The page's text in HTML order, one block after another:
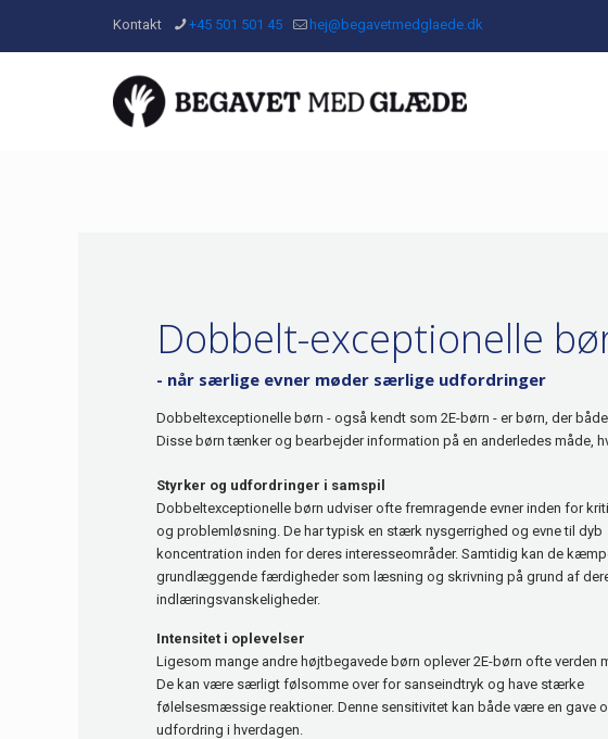
Kontakt +45 501 501 45 hej@begavetmedglaede.dk
Dobbelt-exceptionelle
- når særlige evner møder særlige udfordringer
Dobbeltexceptionelle børn - også kendt som 2E-børn - er børn, der
Disse børn tænker og bearbejder information på en anderledes måde,
Styrker og udfordringer i samspil
Dobbeltexceptionelle børn udviser ofte fremragende evner inden for
og problemløsning. De har typisk en stærk nysgerrighed og evne til dyb
koncentration inden for deres interesseområder. Samtidig kan de
grundlæggende færdigheder som læsning og skrivning på grund af
indlæringsvanskeligheder.
Intensitet i oplevelser
Ligesom mange andre højtbegavede børn oplever 2E-børn ofte verden
De kan være særligt følsomme over for sanseindtryk og have stærke
følelsesmæssige reaktioner. Denne sensitivitet kan både være en gave
udfordring i hverdagen.